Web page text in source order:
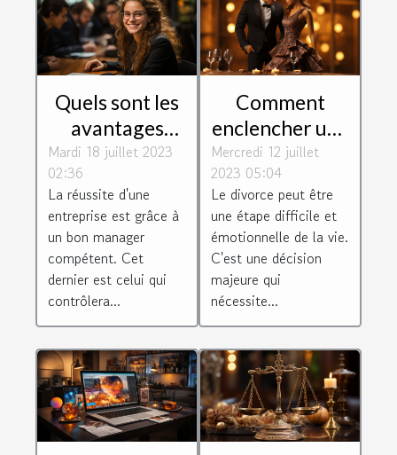
Quels sont les
avantages
d'être un bon
manager
d'entreprise ?
Mardi 18 juillet 2023
02:36
La réussite d'une
entreprise est grâce à
un bon manager
compétent. Cet
dernier est celui qui
contrôlera...
Comment
enclencher une
procédure de
divorce?
Mercredi 12 juillet
2023 05:04
Le divorce peut être
une étape difficile et
émotionnelle de la vie.
C'est une décision
majeure qui
nécessite...